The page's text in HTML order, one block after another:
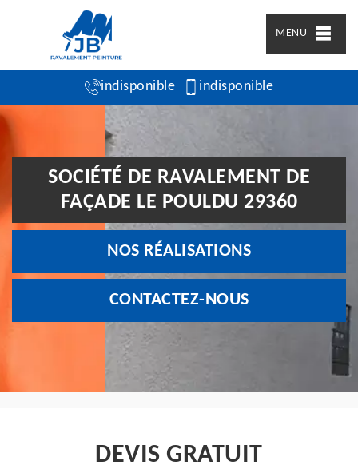
MENU
indisponible indisponible
SOCIÉTÉ DE RAVALEMENT DE
FAÇADE LE POULDU 29360
NOS RÉALISATIONS
CONTACTEZ-NOUS
DEVIS GRATUIT